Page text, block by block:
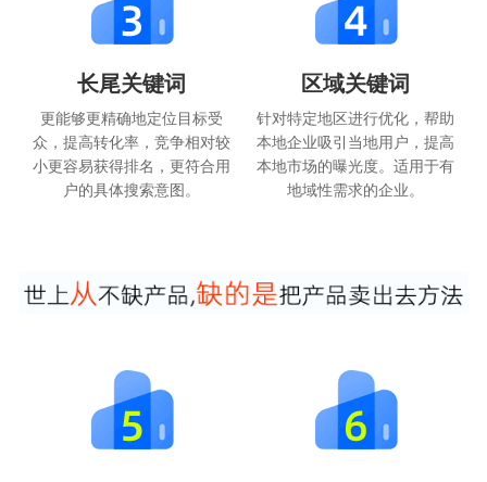
长尾关键词
更能够更精确地定位目标受
众，提高转化率，竞争相对较
小更容易获得排名，更符合用
户的具体搜索意图。
区域关键词
针对特定地区进行优化，帮助
本地企业吸引当地用户，提高
本地市场的曝光度。适用于有
地域性需求的企业。